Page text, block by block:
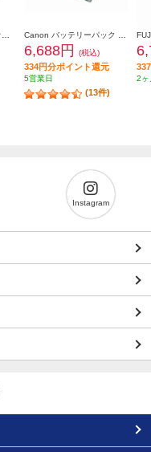
6,688円 (税込)
334円分ポイント還元
5営業日
(13件)
2ヶ
Instagram